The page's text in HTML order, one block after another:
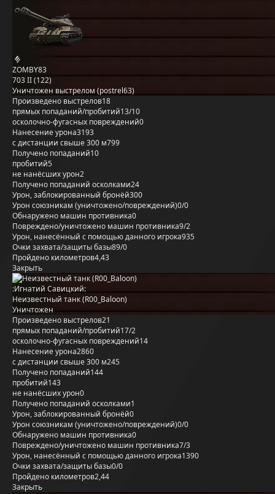
ZOMBY83
703 II (122)
Уничтожен выстрелом (postrel63)
Произведено выстрелов18
прямых попаданий/пробитий13/10
осколочно-фугасных повреждений0
Нанесение урона3193
с дистанции свыше 300 м799
Получено попаданий10
пробитий5
не нанёсших урон2
Получено попаданий осколками24
Урон, заблокированный бронёй300
Урон союзникам (уничтожено/повреждений)0/0
Обнаружено машин противника0
Повреждено/уничтожено машин противника9/2
Урон, нанесённый с помощью данного игрока935
Очки захвата/защиты базы89/0
Пройдено километров4,43
Закрыть
:Игнатий Савицкий:
Неизвестный танк (R00_Baloon)
Уничтожен
Произведено выстрелов21
прямых попаданий/пробитий17/2
осколочно-фугасных повреждений14
Нанесение урона2860
с дистанции свыше 300 м245
Получено попаданий144
пробитий143
не нанёсших урон0
Получено попаданий осколками1
Урон, заблокированный бронёй0
Урон союзникам (уничтожено/повреждений)0/0
Обнаружено машин противника0
Повреждено/уничтожено машин противника7/3
Урон, нанесённый с помощью данного игрока1390
Очки захвата/защиты базы0/0
Пройдено километров2,44
Закрыть